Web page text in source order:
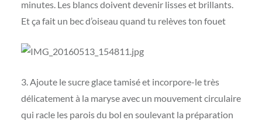
minutes. Les blancs doivent devenir lisses et brillants.
Et ça fait un bec d’oiseau quand tu relèves ton fouet
3. Ajoute le sucre glace tamisé et incorpore-le très
délicatement à la maryse avec un mouvement circulaire
qui racle les parois du bol en soulevant la préparation